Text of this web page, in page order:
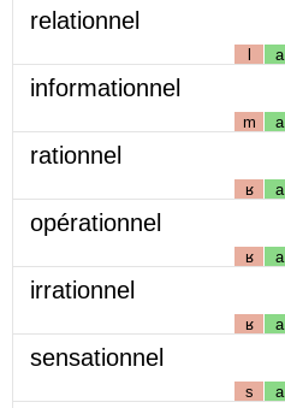
relationnel
l a
informationnel
m a
rationnel
ʁ a
opérationnel
ʁ a
irrationnel
ʁ a
sensationnel
s a